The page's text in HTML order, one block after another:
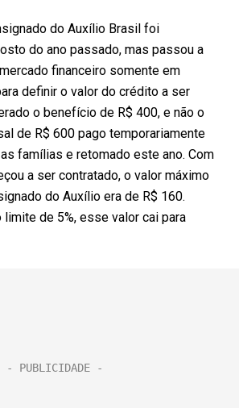
do Auxílio Brasil foi
do ano passado, mas passou a
financeiro somente em
definir o valor do crédito a ser
o benefício de R$ 400, e não o
de R$ 600 pago temporariamente
famílias e retomado este ano. Com
a ser contratado, o valor máximo
do Auxílio era de R$ 160.
limite de 5%, esse valor cai para